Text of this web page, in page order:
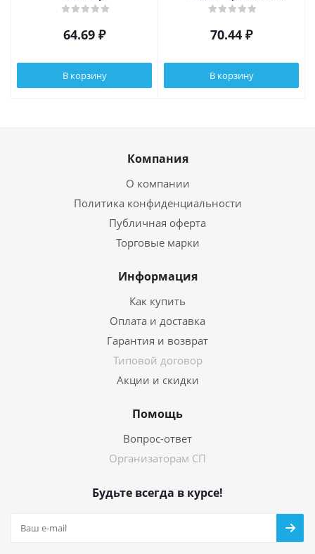
64.69 ₽
В корзину
блистере
70.44 ₽
В корзину
Компания
О компании
Политика конфиденциальности
Публичная оферта
Торговые марки
Информация
Как купить
Оплата и доставка
Гарантия и возврат
Типовой договор
Акции и скидки
Помощь
Вопрос-ответ
Организаторам СП
Будьте всегда в курсе!